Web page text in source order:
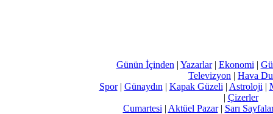
Günün İçinden | Yazarlar| Ekonomi |
Televizyon | Hava
Spor| Günaydın | Kapak Güzeli | Astroloji |
| Çizerler
Cumartesi | Aktüel Pazar| Sarı